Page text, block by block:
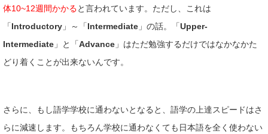
体10~12週間かかると言われています。ただし、これは
「Introductory 」～「Intermediate 」の話。「Upper-
Intermediate 」と「Advance 」はただ勉強するだけではなかなかた
どり着くことが出来ないんです。
さらに、もし語学学校に通わないとなると、語学の上達スピードはさ
らに減速します。もちろん学校に通わなくても日本語を全く使わない